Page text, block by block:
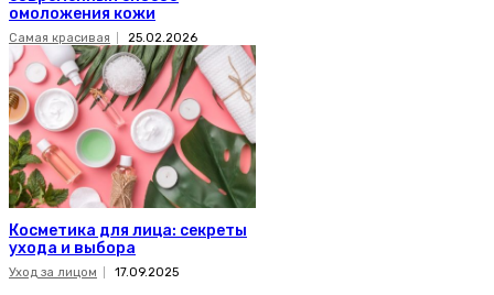
омоложения кожи
Самая красивая 25.02.2026
Косметика для лица: секреты
ухода и выбора
Уход за лицом 17.09.2025